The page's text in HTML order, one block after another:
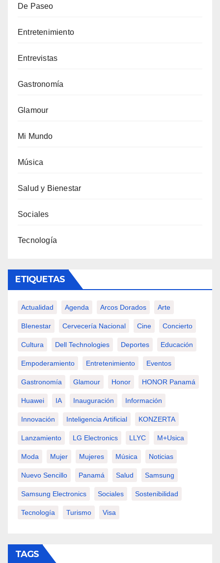
De Paseo
Entretenimiento
Entrevistas
Gastronomía
Glamour
Mi Mundo
Música
Salud y Bienestar
Sociales
Tecnología
ETIQUETAS
Actualidad Agenda Arcos Dorados Arte
BIenestar Cervecería Nacional Cine Concierto
Cultura Dell Technologies Deportes Educación
Empoderamiento Entretenimiento Eventos
Gastronomía Glamour Honor HONOR Panamá
Huawei IA Inauguración Información
Innovación Inteligencia Artificial KONZERTA
Lanzamiento LG Electronics LLYC M+usica
Moda Mujer Mujeres Música Noticias
Nuevo Sencillo Panamá Salud Samsung
Samsung Electronics Sociales Sostenibilidad
Tecnología Turismo Visa
TAGS